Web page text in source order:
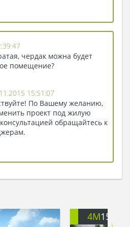
работ по дому
партию в индейцев, и
весь дом? -
его, и бой
не замечали, как
день приезда Эльфа.
в дом и заставал бой в
гостинцы на
и выходил во двор,
тролли вдоволь
и гостя, и бурная
перетекала в мирное
индейские бои, дом
чердак можна будет
помещение?
15:51:07
По Вашему желанию,
проект под жилую
обращайтесь к
4M154